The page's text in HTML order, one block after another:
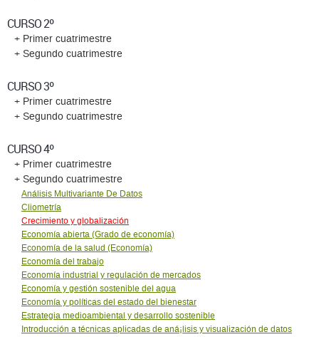
CURSO 2º
+ Primer cuatrimestre
+ Segundo cuatrimestre
CURSO 3º
+ Primer cuatrimestre
+ Segundo cuatrimestre
CURSO 4º
+ Primer cuatrimestre
+ Segundo cuatrimestre
Análisis Multivariante De Datos
Cliometría
Crecimiento y globalización
Economí­a abierta (Grado de economí­a)
Economí­a de la salud (Economía)
Economí­a del trabajo
Economí­a industrial y regulación de mercados
Economí­a y gestión sostenible del agua
Economí­a y políticas del estado del bienestar
Estrategia medioambiental y desarrollo sostenible
Introducción a técnicas aplicadas de aná¡lisis y visualización de datos